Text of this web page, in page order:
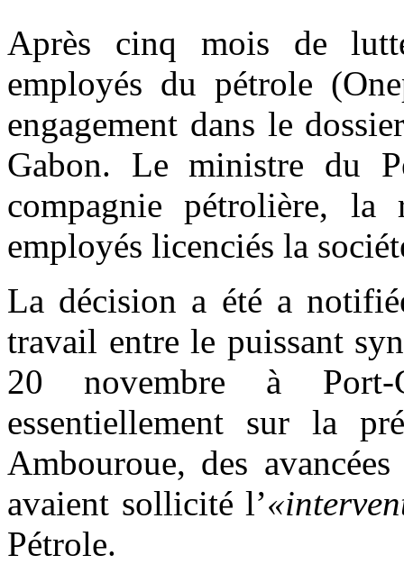
Après cinq mois de
employés du pétrole
engagement dans le
Gabon. Le ministre du
compagnie pétrolière,
employés licenciés la
La décision a été a
travail entre le puissant
20 novembre à Port-
essentiellement sur la
Ambouroue, des
avaient sollicité l’
Pétrole.